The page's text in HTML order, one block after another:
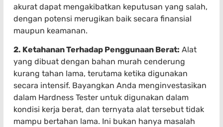
akurat dapat mengakibatkan keputusan yang salah,
dengan potensi merugikan baik secara finansial
maupun keamanan.
2. Ketahanan Terhadap Penggunaan Berat: Alat
yang dibuat dengan bahan murah cenderung
kurang tahan lama, terutama ketika digunakan
secara intensif. Bayangkan Anda menginvestasikan
dalam Hardness Tester untuk digunakan dalam
kondisi kerja berat, dan ternyata alat tersebut tidak
mampu bertahan lama. Ini bukan hanya masalah